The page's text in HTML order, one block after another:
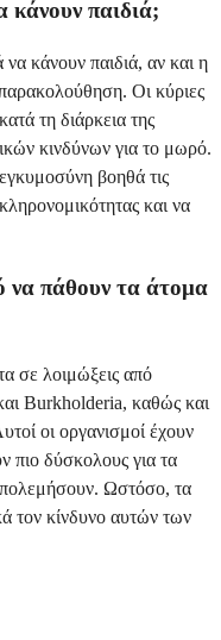
κάνουν παιδιά;
κάνουν παιδιά, αν και η
Οι κύριες
τη διάρκεια της
κινδύνων για το μωρό.
βοηθά τις
και να
να πάθουν τα άτομα
σε λοιμώξεις από
Burkholderia, καθώς και
οι οργανισμοί έχουν
πιο δύσκολους για τα
Ωστόσο, τα
τον κίνδυνο αυτών των